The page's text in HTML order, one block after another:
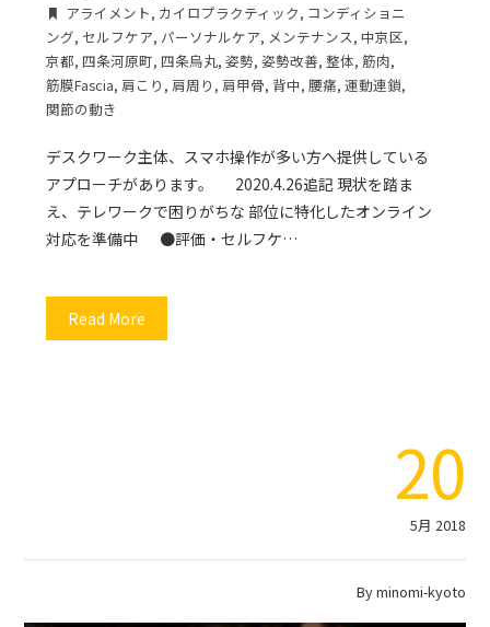
アライメント, カイロプラクティック, コンディショニ
ング, セルフケア, パーソナルケア, メンテナンス,中京区,
京都,四条河原町,四条烏丸,姿勢,姿勢改善,整体,筋肉,
筋膜Fascia, 肩こり , 肩周り , 肩甲骨, 背中,腰痛,運動連鎖,
関節の動き
デスクワーク主体、スマホ操作が多い方へ提供している
アプローチがあります。 2020.4.26追記 現状を踏ま
え、テレワークで困りがちな 部位に特化したオンライン
対応を準備中 ●評価・セルフケ…
Read More
20
5月 2018
Byminomi-kyoto